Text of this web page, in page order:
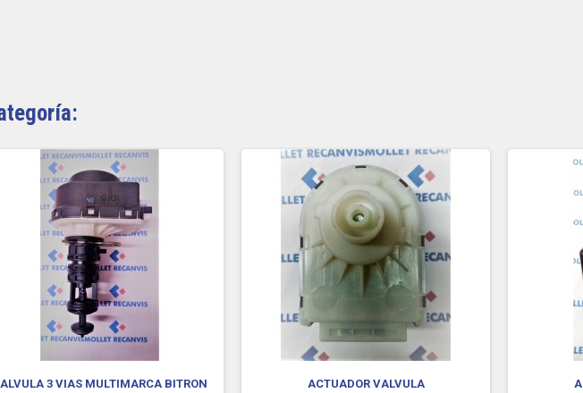
3 VIAS MULTIMARCA BITRON
ACTUADOR VALVULA